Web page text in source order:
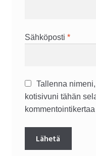
Sähköposti *
Tallenna
kotisivuni tähän